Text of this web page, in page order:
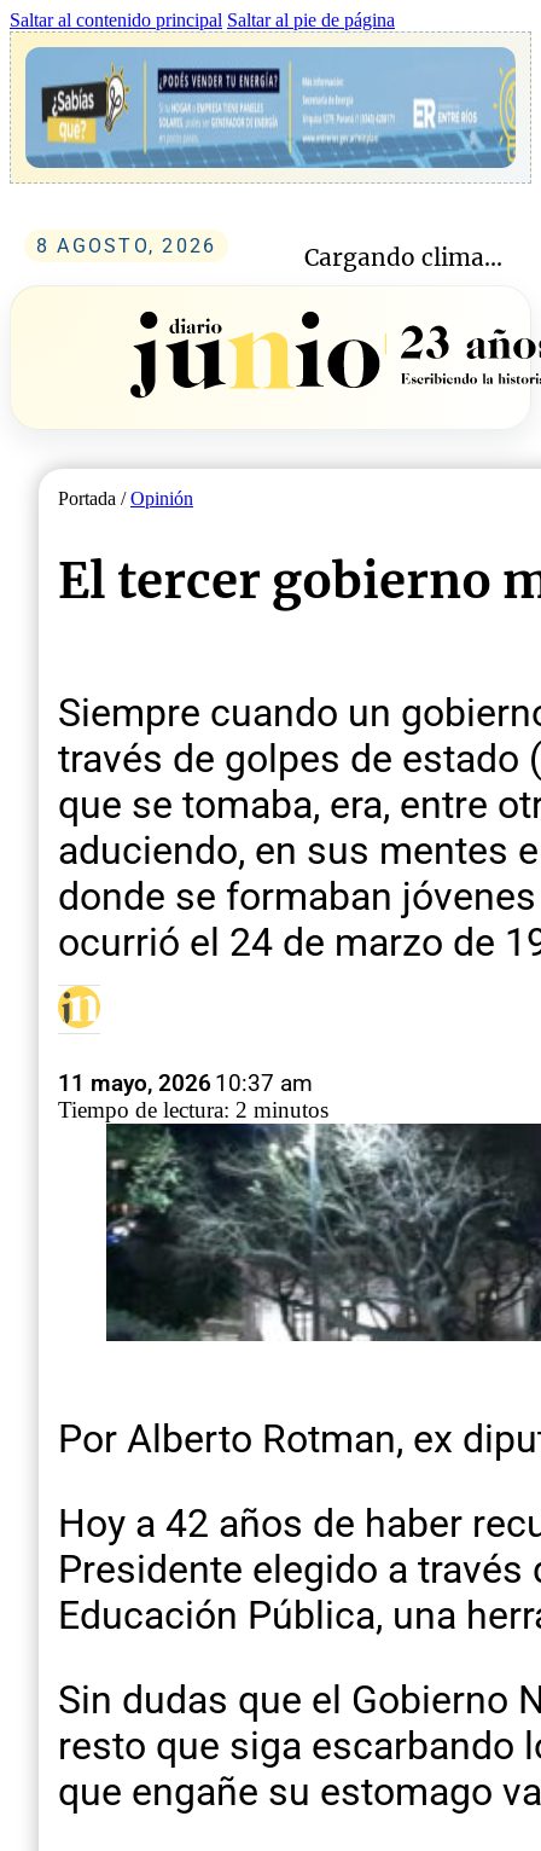
Saltar al contenido principal Saltar al pie de página
8 AGOSTO, 2026 Cargando clima...
Portada /Opinión
El tercer gobierno
Siempre cuando un
través de golpes de estado
que se tomaba, era, entre
aduciendo, en sus mentes
donde se formaban
ocurrió el 24 de marzo de
11 mayo, 202610:37 am
Tiempo de lectura: 2 minutos
Por Alberto Rotman, ex
Hoy a 42 años de haber
Presidente elegido a
Educación Pública, una
Sin dudas que el Gobierno
resto que siga escarbando
que engañe su estomago